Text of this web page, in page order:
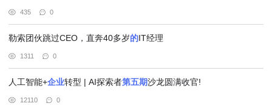
435 0
勒索团伙跳过CEO，直奔40多岁的IT经理
1311 0
人工智能+企业转型 | AI探索者第五期沙龙圆满收官!
12110 0